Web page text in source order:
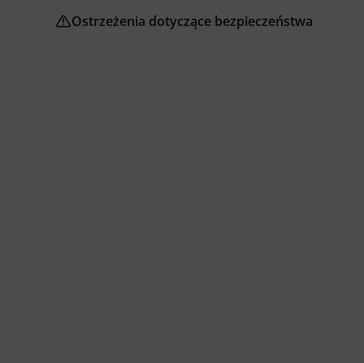
Ostrzeżenia dotyczące bezpieczeństwa